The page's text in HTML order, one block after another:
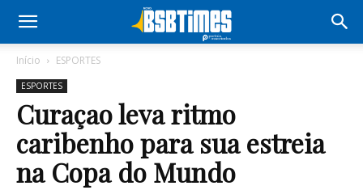
Início ESPORTES
ESPORTES
Curaçao leva ritmo
caribenho para sua estreia
na Copa do Mundo